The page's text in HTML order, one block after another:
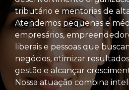
tributário e mentorias de
Atendemos pequenas e
empresários,
liberais e pessoas que
negócios, otimizar
gestão e alcançar
Nossa atuação combina